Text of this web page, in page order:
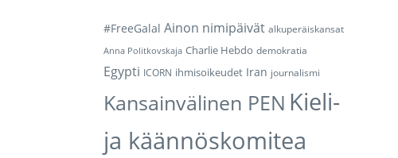
#FreeGalal Ainon nimipäivät alkuperäiskansat
Anna Politkovskaja Charlie Hebdo demokratia
Egypti ICORN ihmisoikeudet Iran journalismi
Kansainvälinen PEN Kieli-
ja käännöskomitea